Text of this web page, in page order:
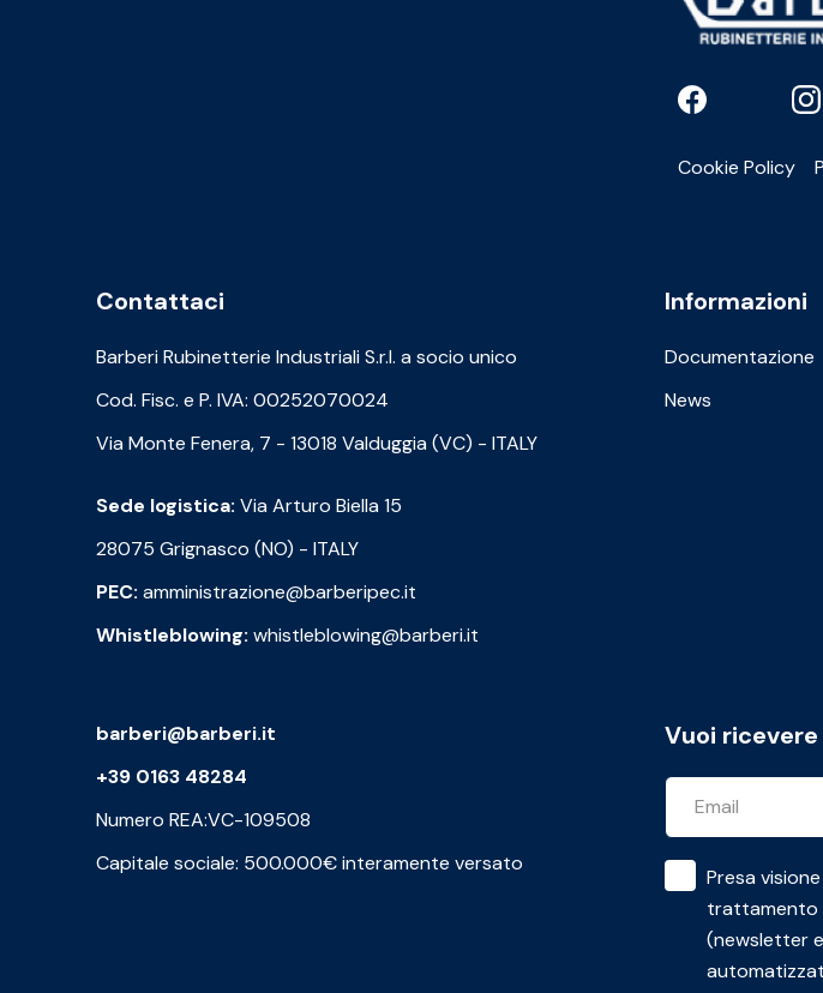
Cookie Policy
Contattaci
Barberi Rubinetterie Industriali S.r.l. a socio unico
Cod. Fisc. e P. IVA: 00252070024
Via Monte Fenera, 7 - 13018 Valduggia (VC) - ITALY
Sede logistica: Via Arturo Biella 15
28075 Grignasco (NO) - ITALY
PEC: amministrazione@barberipec.it
Whistleblowing: whistleblowing@barberi.it
Informazioni
Documentazione
News
barberi@barberi.it
+39 0163 48284
Numero REA:VC-109508
Capitale sociale: 500.000€ interamente versato
Vuoi
Presa visione
trattamento
(newsletter